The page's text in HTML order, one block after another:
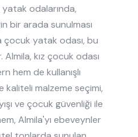
yatak odalarında,
bir arada sunulması
çocuk yatak odası, bu
kız çocuk odası
hem de kullanışlı
kaliteli malzeme seçimi,
ve çocuk güvenliği ile
Almila'yı ebeveynler